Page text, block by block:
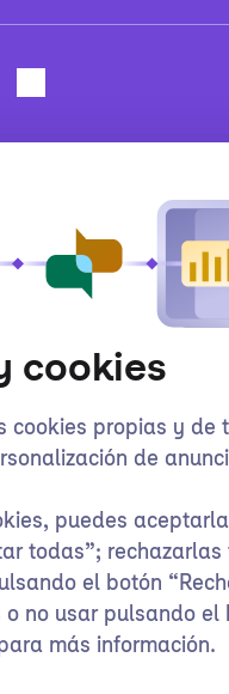
cookies
cookies propias y de
de
puedes
todas”; rechazarlas
el botón
no usar pulsando el
más información.